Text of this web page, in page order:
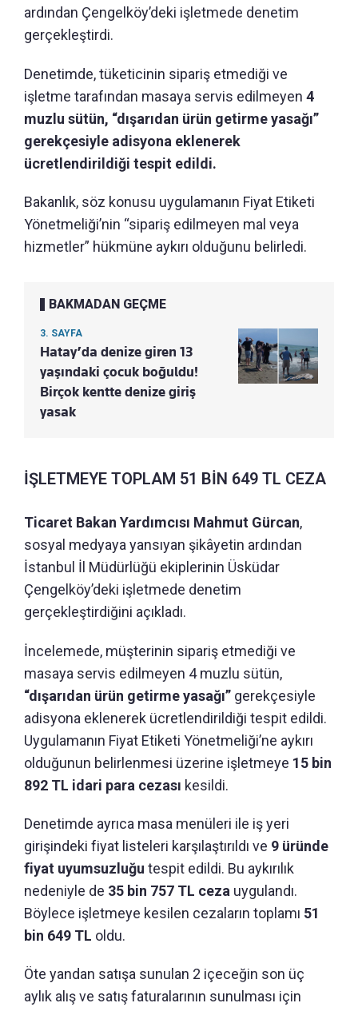
ardından Çengelköy’deki işletmede denetim
gerçekleştirdi.
Denetimde, tüketicinin sipariş etmediği ve
işletme tarafından masaya servis edilmeyen 4
muzlu sütün, “dışarıdan ürün getirme yasağı”
gerekçesiyle adisyona eklenerek
ücretlendirildiği tespit edildi.
Bakanlık, söz konusu uygulamanın Fiyat Etiketi
Yönetmeliği’nin “sipariş edilmeyen mal veya
hizmetler” hükmüne aykırı olduğunu belirledi.
BAKMADAN GEÇME
3. SAYFA
Hatay’da denize giren 13
yaşındaki çocuk boğuldu!
Birçok kentte denize giriş
yasak
İŞLETMEYE TOPLAM 51 BİN 649 TL CEZA
Ticaret Bakan Yardımcısı Mahmut Gürcan,
sosyal medyaya yansıyan şikâyetin ardından
İstanbul İl Müdürlüğü ekiplerinin Üsküdar
Çengelköy’deki işletmede denetim
gerçekleştirdiğini açıkladı.
İncelemede, müşterinin sipariş etmediği ve
masaya servis edilmeyen 4 muzlu sütün,
“dışarıdan ürün getirme yasağı” gerekçesiyle
adisyona eklenerek ücretlendirildiği tespit edildi.
Uygulamanın Fiyat Etiketi Yönetmeliği’ne aykırı
olduğunun belirlenmesi üzerine işletmeye 15 bin
892 TL idari para cezası kesildi.
Denetimde ayrıca masa menüleri ile iş yeri
girişindeki fiyat listeleri karşılaştırıldı ve 9 üründe
fiyat uyumsuzluğu tespit edildi. Bu aykırılık
nedeniyle de 35 bin 757 TL ceza uygulandı.
Böylece işletmeye kesilen cezaların toplamı 51
bin 649 TL oldu.
Öte yandan satışa sunulan 2 içeceğin son üç
aylık alış ve satış faturalarının sunulması için